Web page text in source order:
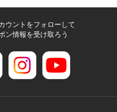
ウントをフォローして
ン情報を受け取ろう